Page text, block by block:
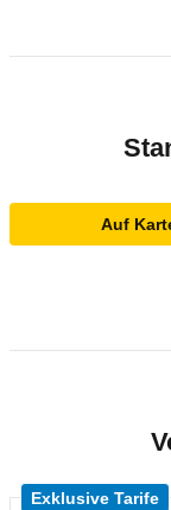
Auf
Exklusive Tarife